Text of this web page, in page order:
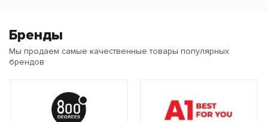
Бренды
Мы продаем самые качественные товары популярных
брендов